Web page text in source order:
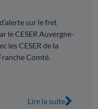
sur le fret
le CESER Auvergne-
les CESER de la
Comté.
Lire la suite